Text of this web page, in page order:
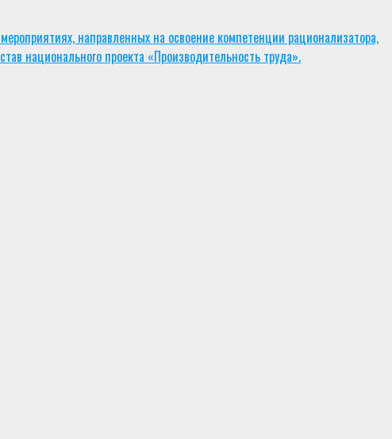
направленных на освоение компетенции рационализатора,
национального проекта «Производительность труда».